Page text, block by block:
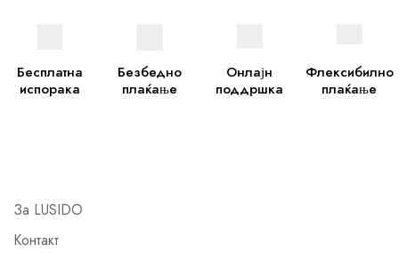
Бесплатна
испорака
Безбедно
плаќање
Онлајн
поддршка
Флексибилно
плаќање
За LUSIDO
Контакт